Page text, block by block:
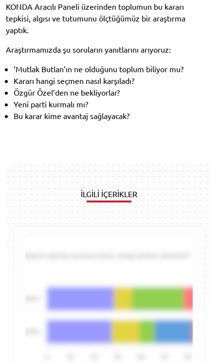
KONDA Aracılı Paneli üzerinden toplumun bu kararı
tepkisi, algısı ve tutumunu ölçtüğümüz bir araştırma
yaptık.
Araştırmamızda şu soruların yanıtlarını arıyoruz:
‘Mutlak Butlan’ın ne olduğunu toplum biliyor mu?
Kararı hangi seçmen nasıl karşıladı?
Özgür Özel’den ne bekliyorlar?
Yeni parti kurmalı mı?
Bu karar kime avantaj sağlayacak?
İLGİLİ İÇERİKLER